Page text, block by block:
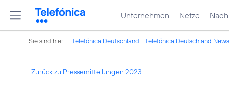
Unternehmen Netze
Sie sind hier: Telefónica Deutschland Telefónica Deutschland News
Zurück zu Pressemitteilungen 2023